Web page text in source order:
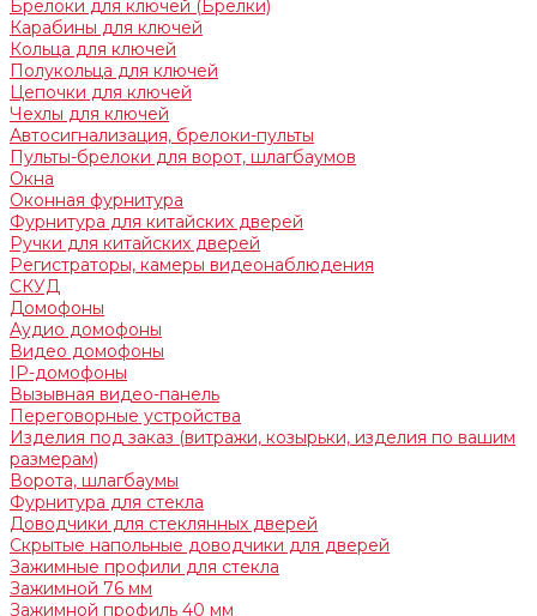
Брелоки для ключей (Брелки)
Карабины для ключей
Кольца для ключей
Полукольца для ключей
Цепочки для ключей
Чехлы для ключей
Автосигнализация, брелоки-пульты
Пульты-брелоки для ворот, шлагбаумов
Окна
Оконная фурнитура
Фурнитура для китайских дверей
Ручки для китайских дверей
Регистраторы, камеры видеонаблюдения
СКУД
Домофоны
Аудио домофоны
Видео домофоны
IP-домофоны
Вызывная видео-панель
Переговорные устройства
Изделия под заказ (витражи, козырьки, изделия по вашим
размерам)
Ворота, шлагбаумы
Фурнитура для стекла
Доводчики для стеклянных дверей
Скрытые напольные доводчики для дверей
Зажимные профили для стекла
Зажимной 76 мм
Зажимной профиль 40 мм